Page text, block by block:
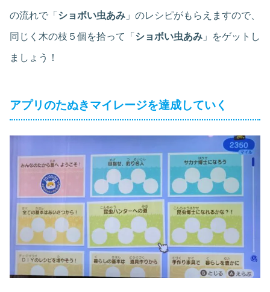
の流れで「 ショボい虫あみ 」のレシピがもらえますので、
同じく木の枝５個を拾って「 ショボい虫あみ 」をゲットし
ましょう！
アプリのたぬきマイレージを達成していく